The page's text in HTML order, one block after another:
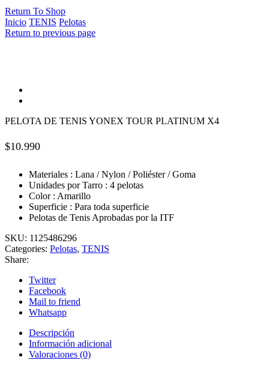
Return To Shop
Inicio TENIS Pelotas
Return to previous page
PELOTA DE TENIS YONEX TOUR PLATINUM X4
$10.990
Materiales : Lana / Nylon / Poliéster / Goma
Unidades por Tarro : 4 pelotas
Color : Amarillo
Superficie : Para toda superficie
Pelotas de Tenis Aprobadas por la ITF
SKU: 1125486296
Categories: Pelotas, TENIS
Share:
Twitter
Facebook
Mail to friend
Whatsapp
Descripción
Información adicional
Valoraciones (0)